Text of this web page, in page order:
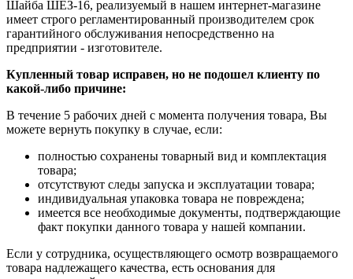
Шайба ШЕЗ-16, реализуемый в нашем интернет-магазине
имеет строго регламентированный производителем срок
гарантийного обслуживания непосредственно на
предприятии - изготовителе.
Купленный товар исправен, но не подошел клиенту по
какой-либо причине:
В течение 5 рабочих дней с момента получения товара, Вы
можете вернуть покупку в случае, если:
полностью сохранены товарный вид и комплектация
товара;
отсутствуют следы запуска и эксплуатации товара;
индивидуальная упаковка товара не повреждена;
имеется все необходимые документы, подтверждающие
факт покупки данного товара у нашей компании.
Если у сотрудника, осуществляющего осмотр возвращаемого
товара надлежащего качества, есть основания для